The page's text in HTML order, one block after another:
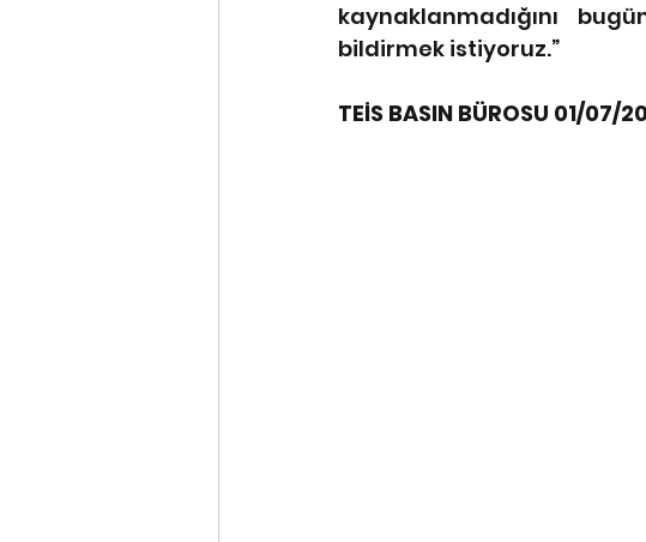
kaynaklanmadığını
bildirmek istiyoruz.”
TEİS BASIN BÜROSU 01/07/